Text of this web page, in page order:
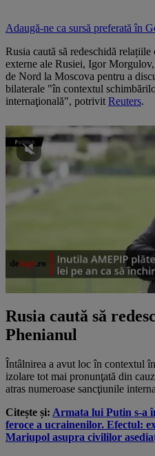
Adaugă-ne ca sursă preferată în
Rusia caută să redeschidă
externe ale Rusiei, Igor
de Nord la Moscova pentru a
bilaterale "în contextul
internaţională", potrivit Reuters.
Rusia caută să
Phenianul
Întâlnirea a avut loc în contextul
izolare tot mai pronunţată din
atras numeroase sancţiunile
Citește și: Armata lui Putin s-a
feroce a ucrainenilor. Efectul:
Mariupol asupra civililor